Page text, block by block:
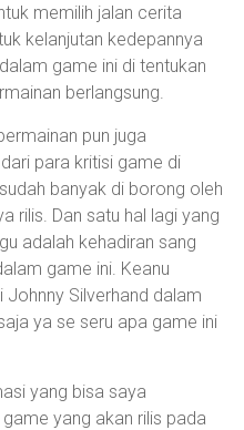
memilih jalan cerita
kelanjutan kedepannya
game ini di tentukan
berlangsung.
pun juga
para kritisi game di
banyak di borong oleh
rilis. Dan satu hal lagi yang
adalah kehadiran sang
game ini. Keanu
Silverhand dalam
ya se seru apa game ini
yang bisa saya
yang akan rilis pada